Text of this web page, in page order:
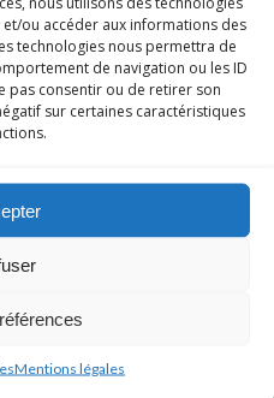
ou accéder aux informations des
technologies nous permettra de
de navigation ou les ID
pas consentir ou de retirer son
sur certaines caractéristiques
Mentions légales
la certification Qualiopi.
afin de garantir la
de
C’est un label
de financement sur
contacter pour vos
Navigation